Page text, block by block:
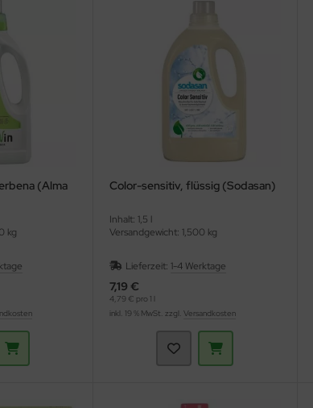
(Alma
kg
Color-sensitiv, flüssig (Sodasan)
Inhalt: 1,5 l
Versandgewicht: 1,500 kg
Lieferzeit:1-4 Werktage
7,19 €
4,79 € pro 1 l
inkl. 19 % MwSt. zzgl.Versandkosten